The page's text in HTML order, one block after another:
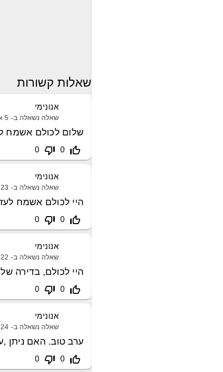
שאלות קשורות
אנונימי
שאלה נשאלה ב- 5 אפריל, 2021
שלום לכולם אשמח
thumb_up_off_alt
0
thumb_down_off_alt
0
אנונימי
שאלה נשאלה ב- 23 פברואר, 2021
היי לכולם אשמח
thumb_up_off_alt
0
thumb_down_off_alt
0
אנונימי
שאלה נשאלה ב- 22 ינואר, 2021
היי לכולם, בדירה
thumb_up_off_alt
0
thumb_down_off_alt
0
אנונימי
שאלה נשאלה ב- 24 פברואר, 2021
ערב טוב. האם ניתן
thumb_up_off_alt
0
thumb_down_off_alt
0